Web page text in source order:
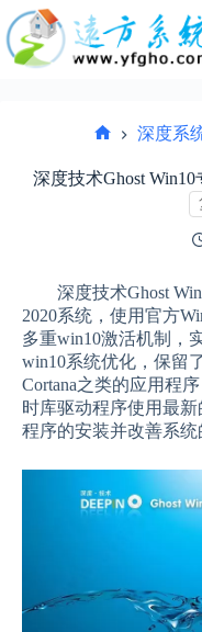
过
内
页
深度系
深度技术Ghost
深度技术Ghost
2020系统，使用官方
多重win10激活机制，
win10系统优化，保留
Cortana之类的应用程
时库驱动程序使用最
程序的安装并改善系统